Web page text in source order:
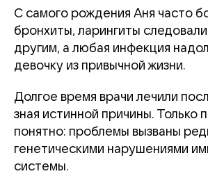
С самого рождения Аня часто
бронхиты, ларингиты
другим, а любая инфекция
девочку из привычной жизни.
Долгое время врачи лечили
зная истинной причины. Только
понятно: проблемы вызваны
генетическими нарушениями
системы.